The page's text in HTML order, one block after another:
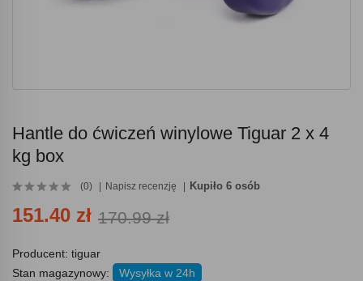
Hantle do ćwiczeń winylowe Tiguar 2 x 4
kg box
(0) Napisz recenzję Kupiło 6 osób
151.40 zł 170.99 zł
Producent: tiguar
Stan magazynowy:
Wysyłka w 24h